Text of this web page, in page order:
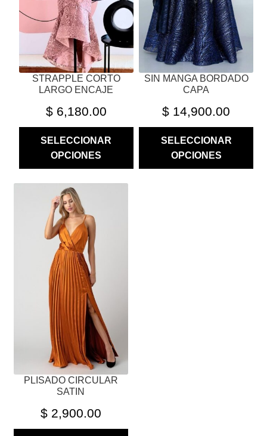
STRAPPLE CORTO
LARGO ENCAJE
$6,180.00
SELECCIONAR
OPCIONES
PUEDEN
ELEGIR
LA
PÁGINA
SIN MANGA BORDADO
CAPA
$ 14,900.00
SELECCIONAR
OPCIONES
PUEDEN
ELEGIR
EN
LA
PÁGINA
DE
PLISADO CIRCULAR
SATIN
$2,900.00
PRODUCTO
MÚLTIPLES
VARIANTES.
OPCIONES
PUEDEN
DE